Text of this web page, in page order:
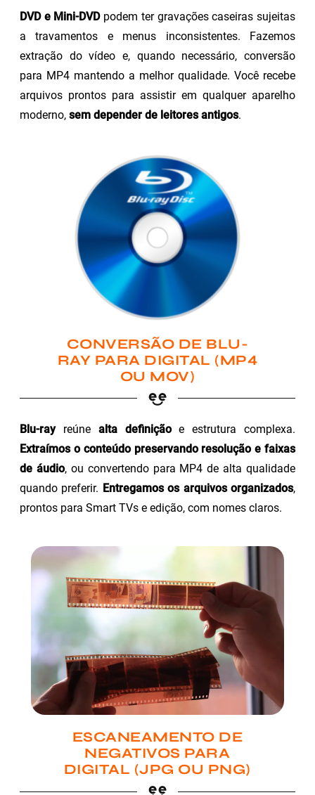
DVD e Mini-DVDpodem ter gravações caseiras sujeitas
a travamentos e menus inconsistentes. Fazemos
extração do vídeo e, quando necessário, conversão
para MP4 mantendo a melhor qualidade. Você recebe
arquivos prontos para assistir em qualquer aparelho
moderno, sem depender de leitores antigos.
CONVERSÃO DE BLU-
RAY PARA DIGITAL (MP4
OU MOV)
Blu-rayreúne alta definiçãoe estrutura complexa.
Extraímos o conteúdo preservando resolução e faixas
de áudio, ou convertendo para MP4 de alta qualidade
quando preferir. Entregamos os arquivos organizados,
prontos para Smart TVs e edição, com nomes claros.
ESCANEAMENTO DE
NEGATIVOS PARA
DIGITAL (JPG OU PNG)